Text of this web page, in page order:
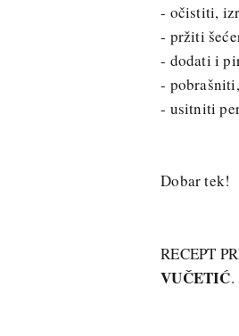
- očistiti,
- pržiti
- dodati i
-
- usitniti
Dobar tek!
RECEPT
VUČETIĆ.